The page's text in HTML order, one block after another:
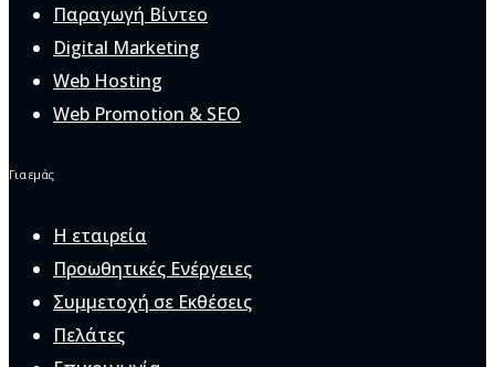
Παραγωγή Βίντεο
Digital Marketing
Web Hosting
Web Promotion & SEO
Για εμάς
Η εταιρεία
Προωθητικές Ενέργειες
Συμμετοχή σε Εκθέσεις
Πελάτες